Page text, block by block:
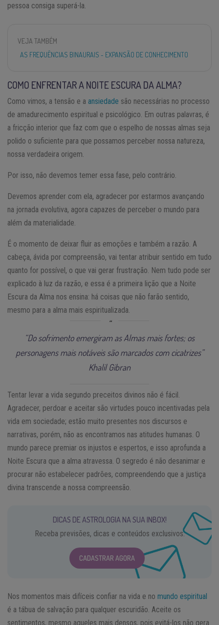
pessoa consiga superá-la.
VEJA TAMBÉM
AS FREQUÊNCIAS BINAURAIS - EXPANSÃO DE CONHECIMENTO
COMO ENFRENTAR A NOITE ESCURA DA ALMA?
Como vimos, a tensão e a ansiedade são necessárias no processo
de amadurecimento espiritual e psicológico. Em outras palavras, é
a fricção interior que faz com que o espelho de nossas almas seja
polido o suficiente para que possamos perceber nossa natureza,
nossa verdadeira origem.
Por isso, não devemos temer essa fase, pelo contrário.
Devemos aprender com ela, agradecer por estarmos avançando
na jornada evolutiva, agora capazes de perceber o mundo para
além da materialidade.
É o momento de deixar fluir as emoções e também a razão. A
cabeça, ávida por compreensão, vai tentar atribuir sentido em tudo
quanto for possível, o que vai gerar frustração. Nem tudo pode ser
explicado à luz da razão, e essa é a primeira lição que a Noite
Escura da Alma nos ensina: há coisas que não farão sentido,
mesmo para a alma mais espiritualizada.
“Do sofrimento emergiram as Almas mais fortes; os
personagens mais notáveis são marcados com cicatrizes”
Khalil Gibran
Tentar levar a vida segundo preceitos divinos não é fácil.
Agradecer, perdoar e aceitar são virtudes pouco incentivadas pela
vida em sociedade; estão muito presentes nos discursos e
narrativas, porém, não as encontramos nas atitudes humanas. O
mundo parece premiar os injustos e espertos, e isso aprofunda a
Noite Escura que a alma atravessa. O segredo é não desanimar e
procurar não estabelecer padrões, compreendendo que a justiça
divina transcende a nossa compreensão.
DICAS DE ASTROLOGIA NA SUA INBOX!
Receba previsões, dicas e conteúdos exclusivos.
CADASTRAR AGORA
Nos momentos mais difíceis confiar na vida e no mundo espiritual
é a tábua de salvação para qualquer escuridão. Aceite os
sentimentos, mesmo aqueles mais densos, pois evitá-los não gera